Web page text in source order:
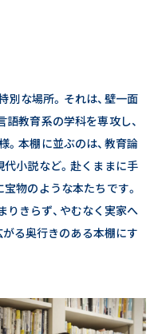
別な場所。 それは、壁一面
語教育系の学科を専攻し、
。本棚に並ぶのは、教育論
代小説など。赴くままに手
物のような本たちです。
きらず、やむなく実家へ
る奥行きのある本棚にす